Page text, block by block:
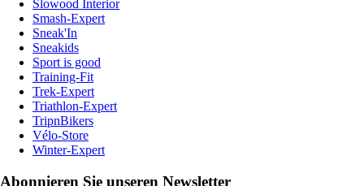
Slowood Interior
Smash-Expert
Sneak'In
Sneakids
Sport is good
Training-Fit
Trek-Expert
Triathlon-Expert
TripnBikers
Vélo-Store
Winter-Expert
Abonnieren Sie unseren Newsletter